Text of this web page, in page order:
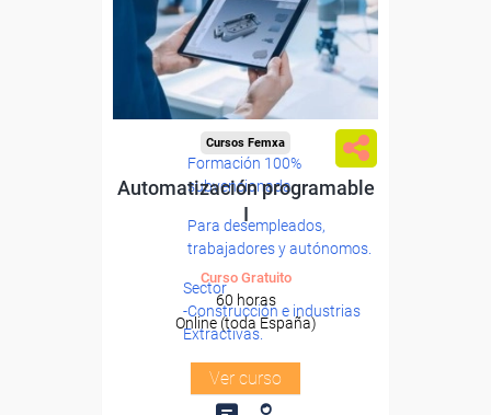
Formación 100%
subvencionada.
Para desempleados,
trabajadores y autónomos.
Sector
-Construcción e industrias
Extractivas.
Cursos Femxa
Automatización programable
I
Curso Gratuito
60 horas
Online (toda España)
Ver curso